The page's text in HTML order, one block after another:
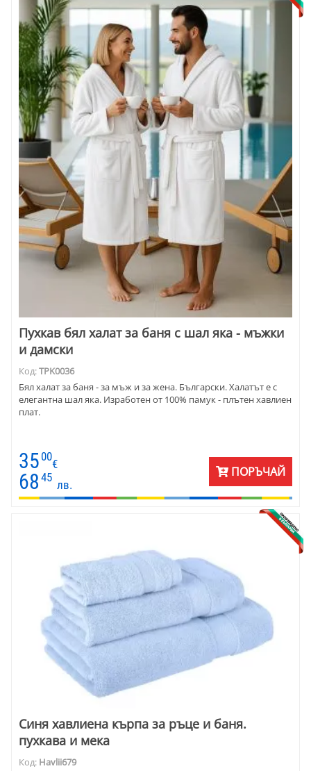
Пухкав бял халат за баня с шал яка - мъжки
и дамски
Код:TPK0036
Бял халат за баня - за мъж и за жена. Български. Халатът е с
елегантна шал яка. Изработен от 100% памук - плътен хавлиен
плат.
35 00
€
68 45
лв.
ПОРЪЧАЙ
Синя хавлиена кърпа за ръце и баня.
пухкава и мека
Код: Havlii679